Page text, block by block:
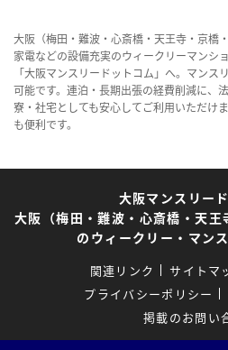
大阪（梅田・難波・心斎橋・天王寺・京橋
家電などの設備充実のウィークリーマンシ
「大阪マンスリードットコム」へ。マンス
可能です。連泊・長期出張の経費削減に、
寮・社宅としても安心してご利用いただけ
も便利です。
大阪マンスリー
大阪（梅田・難波・心斎橋・天王
のウィークリー・マン
関連リンク サイトマ
プライバシーポリシー
掲載のお問い